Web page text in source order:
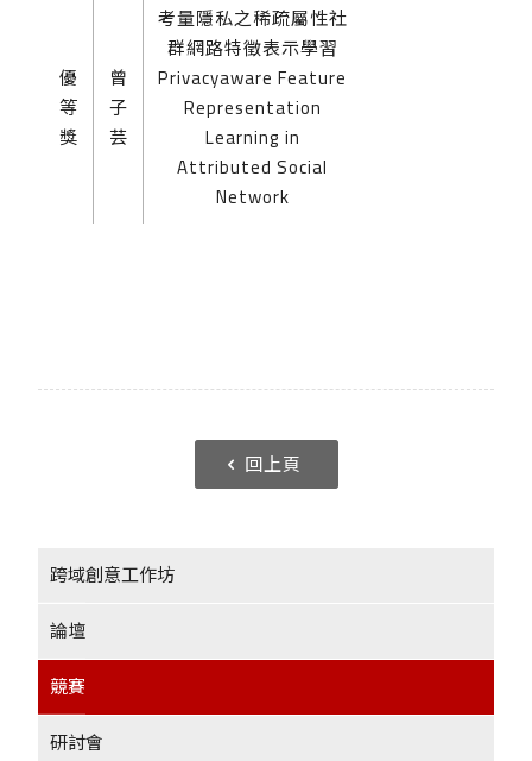
優
等
獎
曾
子
芸
考量隱私之稀疏屬性社
群網路特徵表示學習
Privacy­aware Feature
Representation
Learning in
Attributed Social
Network
回上頁
跨域創意工作坊
論壇
競賽
研討會